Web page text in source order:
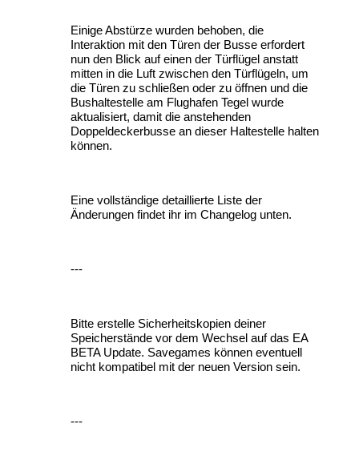
Einige Abstürze wurden behoben, die
Interaktion mit den Türen der Busse erfordert
nun den Blick auf einen der Türflügel anstatt
mitten in die Luft zwischen den Türflügeln, um
die Türen zu schließen oder zu öffnen und die
Bushaltestelle am Flughafen Tegel wurde
aktualisiert, damit die anstehenden
Doppeldeckerbusse an dieser Haltestelle halten
können.
Eine vollständige detaillierte Liste der
Änderungen findet ihr im Changelog unten.
---
Bitte erstelle Sicherheitskopien deiner
Speicherstände vor dem Wechsel auf das EA
BETA Update. Savegames können eventuell
nicht kompatibel mit der neuen Version sein.
---